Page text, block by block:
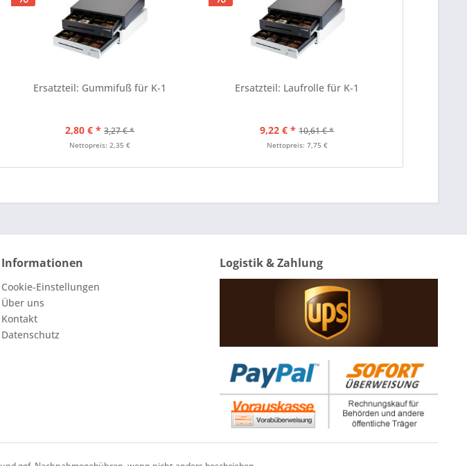
Ersatzteil: Gummifuß für K-1
2,80 € * 3,27 € *
Nettopreis: 2,35 €
Ersatzteil: Laufrolle für K-1
9,22 € * 10,61 € *
Nettopreis: 7,75 €
Informationen
Cookie-Einstellungen
Über uns
Kontakt
Datenschutz
Logistik & Zahlung